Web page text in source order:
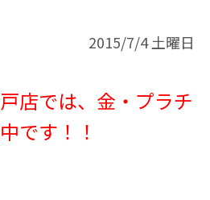
2015/7/4 土曜日
店では、金・プラチ
です！！